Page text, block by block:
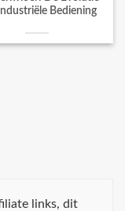
Bediening
links, dit